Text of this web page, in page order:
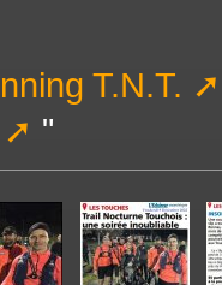
T.N.T.
"